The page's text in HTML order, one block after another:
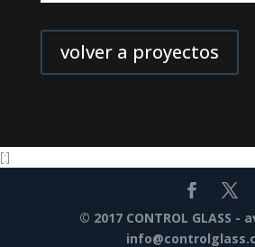
volver a proyectos
[:]
© 2017 CONTROL GLASS -